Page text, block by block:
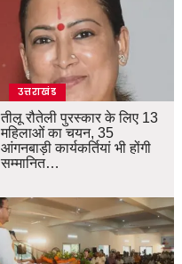
उत्तराखंड
तीलू रौतेली पुरस्कार के लिए 13
महिलाओं का चयन, 35
आंगनबाड़ी कार्यकर्तियां भी होंगी
सम्मानित…